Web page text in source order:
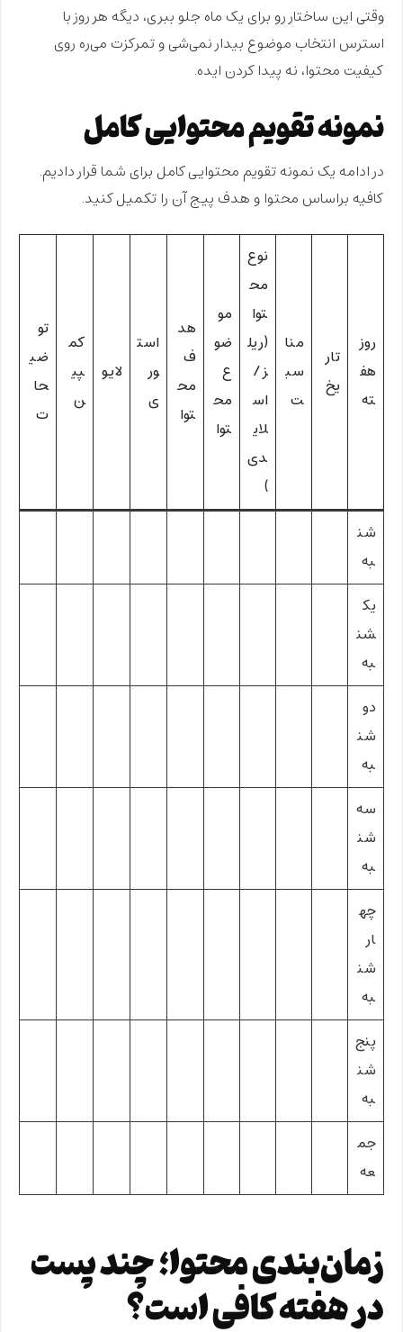
وقتی این ساختار رو برای یک ماه جلو ببری، دیگه هر روز با
استرس انتخاب موضوع بیدار نمی‌شی و تمرکزت می‌ره روی
کیفیت محتوا، نه پیدا کردن ایده.
نمونه تقویم محتوایی کامل
در ادامه یک نمونه تقویم محتوایی کامل برای شما قرار دادیم.
کافیه براساس محتوا و هدف پیج آن را تکمیل کنید.
روز
هف
ته
تار
یخ
منا
سب
ت
نوع
مح
توا
(ریل
ز /
اس
لای
دی
)
مو
ضو
ع
مح
توا
هد
ف
مح
توا
است
ور
ی
لایو
کم
پی
ن
تو
ضی
حا
ت
شن
به
یک
شن
به
دو
شن
به
سه‌
شن
به
چه
ار
شن
به
پنج‌
شن
به
جم
عه
زمان‌بندی محتوا؛ چند پست
در هفته کافی است؟